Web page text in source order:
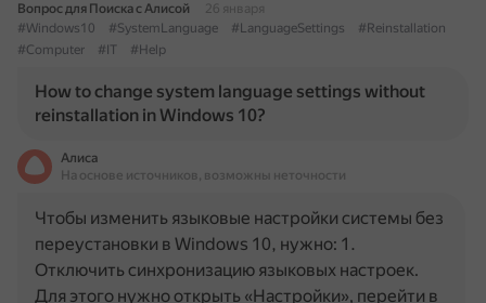
Вопрос для Поиска с Алисой
26 января
#Windows10
#SystemLanguage #LanguageSettings
#Reinstallation
#Computer
#IT #Help
How to change system language settings without
reinstallation in Windows 10?
Алиса
На основе источников, возможны неточности
Чтобы изменить языковые настройки системы без
переустановки в Windows 10, нужно: 1.
Отключить синхронизацию языковых настроек.
Для этого нужно открыть «Настройки», перейти в